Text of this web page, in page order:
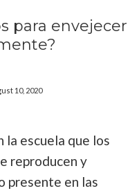
para envejecer
10, 2020
la escuela que los
reproducen y
presente en las